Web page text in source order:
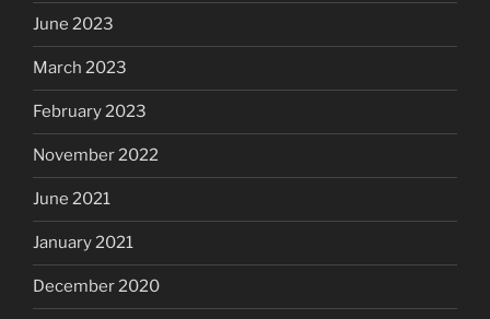
June 2023
March 2023
February 2023
November 2022
June 2021
January 2021
December 2020